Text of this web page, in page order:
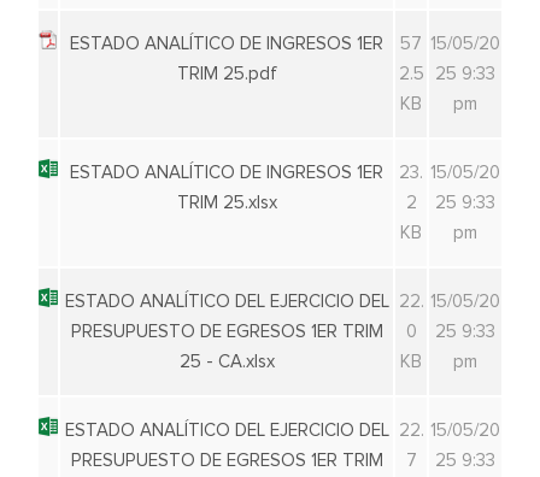
ESTADO ANALÍTICO DE INGRESOS 1ER
TRIM 25.pdf
57
2.5
KB
15/05/20
25 9:33
pm
ESTADO ANALÍTICO DE INGRESOS 1ER
TRIM 25.xlsx
23.
2
KB
15/05/20
25 9:33
pm
ESTADO ANALÍTICO DEL EJERCICIO DEL
PRESUPUESTO DE EGRESOS 1ER TRIM
25 - CA.xlsx
22.
0
KB
15/05/20
25 9:33
pm
ESTADO ANALÍTICO DEL EJERCICIO DEL
PRESUPUESTO DE EGRESOS 1ER TRIM
22.
7
15/05/20
25 9:33